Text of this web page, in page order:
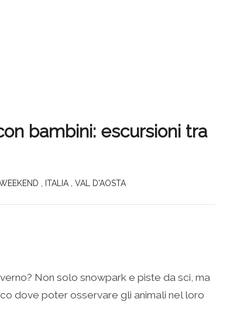
bambini: escursioni tra
ITALIA VAL D'AOSTA
Non solo snowpark e piste da sci, ma
dove poter osservare gli animali nel loro